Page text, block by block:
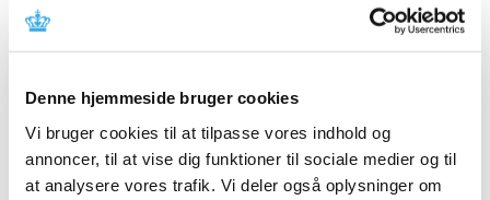
Denne hjemmeside bruger cookies
Vi bruger cookies til at tilpasse vores indhold og
annoncer, til at vise dig funktioner til sociale medier og til
at analysere vores trafik. Vi deler også oplysninger om
2021 (516)
2019 (159)
2018 (150)
2017 (167)
2016 (167)